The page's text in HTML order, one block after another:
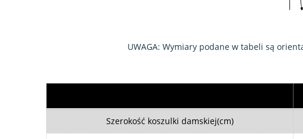
UWAGA: Wymiary podane w tabeli są
Szerokość koszulki damskiej(cm)